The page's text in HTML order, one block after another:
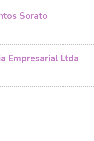
Sorato
Empresarial Ltda